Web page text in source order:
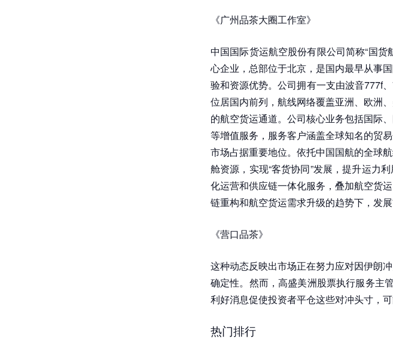
《广州品茶大圈工作室》
中国国际货运航空股份有限公司简称“国
心企业，总部位于北京，是国内最早从事
验和资源优势。公司拥有一支由波音777f
位居国内前列，航线网络覆盖亚洲、欧洲
的航空货运通道。公司核心业务包括国际
等增值服务，服务客户涵盖全球知名的贸
市场占据重要地位。依托中国国航的全球
舱资源，实现“客货协同”发展，提升运力
化运营和供应链一体化服务，叠加航空货
链重构和航空货运需求升级的趋势下，发展
《营口品茶》
这种动态反映出市场正在努力应对因伊朗
确定性。然而，高盛美洲股票执行服务主
利好消息促使投资者平仓这些对冲头寸，可
热门排行